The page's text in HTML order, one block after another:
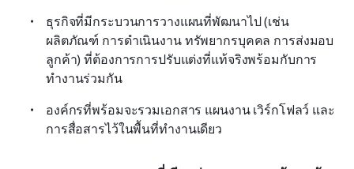
ธุรกิจที่มีกระบวนการวางแผนที่พัฒนาไป (เช่น
ผลิตภัณฑ์ การดำเนินงาน ทรัพยากรบุคคล การส่งมอบ
ลูกค้า) ที่ต้องการการปรับแต่งที่แท้จริงพร้อมกับการ
ทำงานร่วมกัน
องค์กรที่พร้อมจะรวมเอกสาร แผนงาน เวิร์กโฟลว์ และ
การสื่อสารไว้ในพื้นที่ทำงานเดียว